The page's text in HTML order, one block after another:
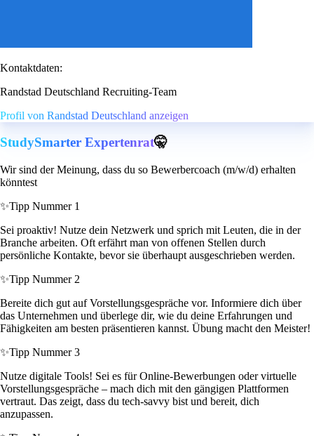
Kontaktdaten:
Randstad Deutschland Recruiting-Team
Profil von Randstad Deutschland anzeigen
StudySmarter Expertenrat🤫
Wir sind der Meinung, dass du so Bewerbercoach (m/w/d) erhalten
könntest
✨Tipp Nummer 1
Sei proaktiv! Nutze dein Netzwerk und sprich mit Leuten, die in der
Branche arbeiten. Oft erfährt man von offenen Stellen durch
persönliche Kontakte, bevor sie überhaupt ausgeschrieben werden.
✨Tipp Nummer 2
Bereite dich gut auf Vorstellungsgespräche vor. Informiere dich über
das Unternehmen und überlege dir, wie du deine Erfahrungen und
Fähigkeiten am besten präsentieren kannst. Übung macht den Meister!
✨Tipp Nummer 3
Nutze digitale Tools! Sei es für Online-Bewerbungen oder virtuelle
Vorstellungsgespräche – mach dich mit den gängigen Plattformen
vertraut. Das zeigt, dass du tech-savvy bist und bereit, dich
anzupassen.